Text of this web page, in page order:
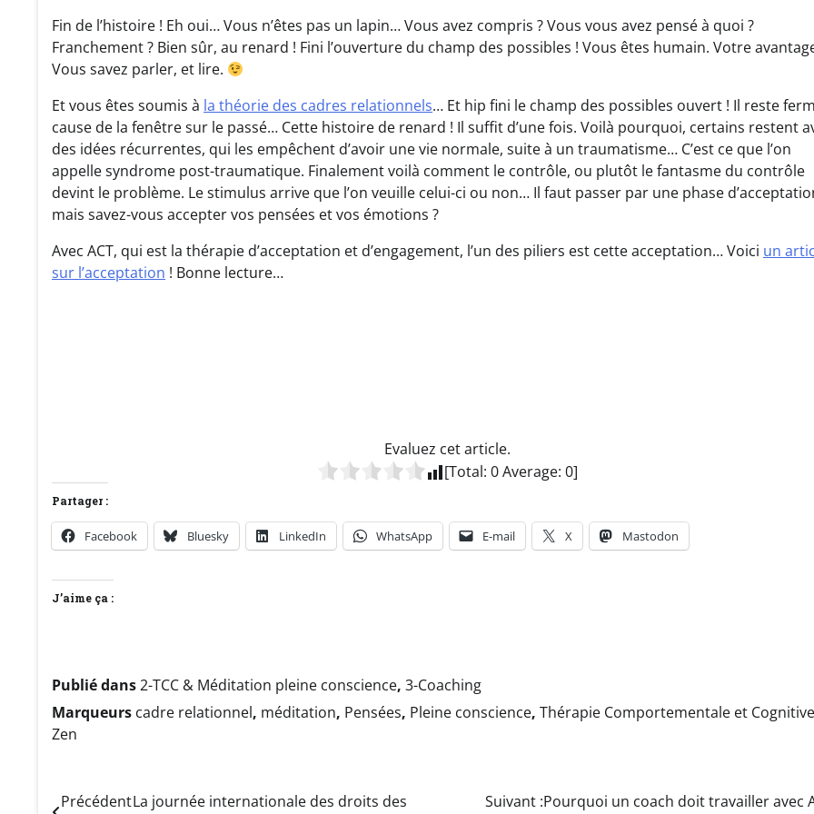
Fin de l’histoire ! Eh oui… Vous n’êtes pas un lapin… Vous avez compris ? Vous vous avez pensé à quoi ?
Franchement ? Bien sûr, au renard ! Fini l’ouverture du champ des possibles ! Vous êtes humain. Votre
Vous savez parler, et lire.
Et vous êtes soumis à la théorie des cadres relationnels… Et hip fini le champ des possibles ouvert ! Il reste
cause de la fenêtre sur le passé… Cette histoire de renard ! Il suffit d’une fois. Voilà pourquoi, certains restent
des idées récurrentes, qui les empêchent d’avoir une vie normale, suite à un traumatisme… C’est ce que l’on
appelle syndrome post-traumatique. Finalement voilà comment le contrôle, ou plutôt le fantasme du contrôle
devint le problème. Le stimulus arrive que l’on veuille celui-ci ou non… Il faut passer par une phase
mais savez-vous accepter vos pensées et vos émotions ?
Avec ACT, qui est la thérapie d’acceptation et d’engagement, l’un des piliers est cette acceptation… Voici un
sur l’acceptation ! Bonne lecture…
Evaluez cet article.
[Total: 0Average: 0]
Partager :
Facebook Bluesky LinkedIn WhatsApp E-mail X Mastodon
J’aime ça :
Publié dans2-TCC & Méditation pleine conscience, 3-Coaching
Marqueurs cadre relationnel, méditation, Pensées, Pleine conscience, Thérapie Comportementale et Cognitive
Zen
Navigation
PrécédentLa journée internationale des droits des
Suivant :Pourquoi un coach doit travailler avec